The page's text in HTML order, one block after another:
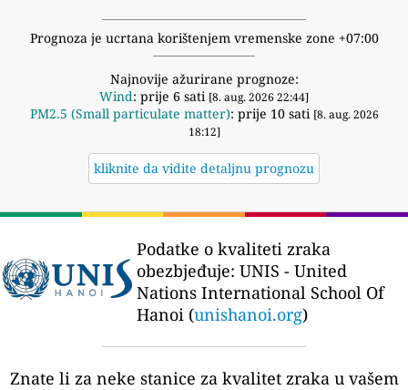
Prognoza je ucrtana korištenjem vremenske zone +07:00
Najnovije ažurirane prognoze:
Wind: prije 6 sati [8. aug. 2026 22:44]
PM2.5 (Small particulate matter): prije 10 sati [8. aug. 2026
18:12]
kliknite da vidite detaljnu prognozu
Podatke o kvaliteti zraka
obezbjeđuje: UNIS - United
Nations International School Of
Hanoi (unishanoi.org)
Znate li za neke stanice za kvalitet zraka u vašem